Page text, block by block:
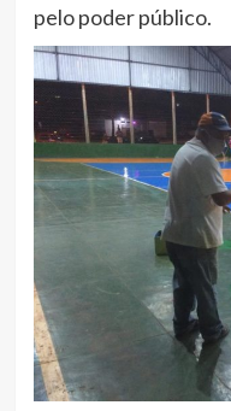
pelo poder público.